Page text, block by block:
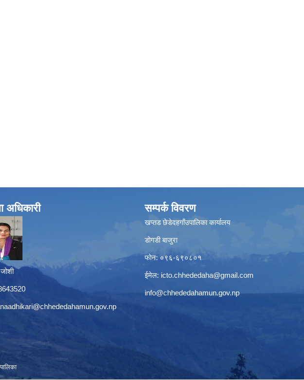
अधिकारी सम्पर्क विवरण
खप्तड छेडेदहगाँउपालिका कार्यालय
डोगडी बाजुरा
फोन: ०९६-६९०८०१
ईमेल: icto.chhededaha@gmail.com
info@chhededahamun.gov.np